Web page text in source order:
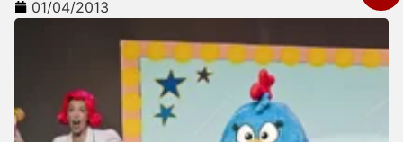
01/04/2013